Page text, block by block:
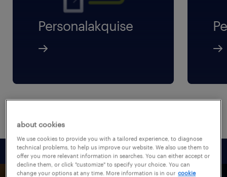
Personalakquise
about cookies
We use cookies to provide you with a tailored experience, to diagnose
technical problems, to help us improve our website. We also use them to
offer you more relevant information in searches. You can either accept or
decline them, or click "customize" to specify your choice. You can
change your options at any time. More information is in our cookie